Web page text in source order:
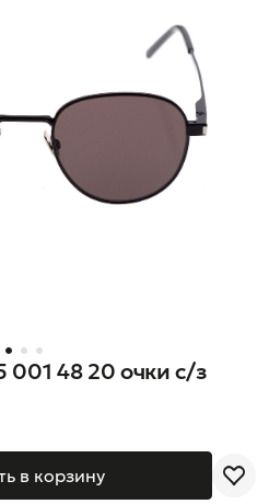
001 48 20 очки с/з
в корзину